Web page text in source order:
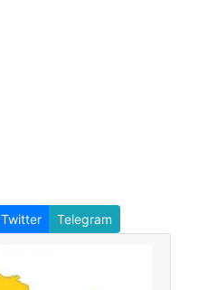
Twitter Telegram